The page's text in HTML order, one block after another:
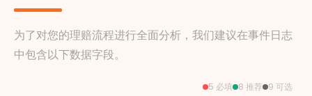
为了对您的理赔流程进行全面分析，我们建议在事件日志
中包含以下数据字段。
5 必填 8 推荐 9 可选